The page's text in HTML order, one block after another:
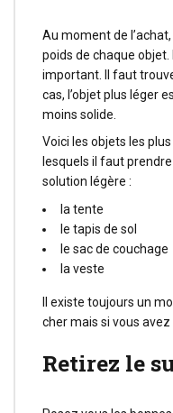
Au moment de
poids de chaque
important. Il faut
cas, l’objet plus léger
moins solide.
Voici les objets les
lesquels il faut
solution légère :
la tente
le tapis de sol
le sac de couchage
la veste
Il existe toujours un
cher mais si vous avez
Retirez le